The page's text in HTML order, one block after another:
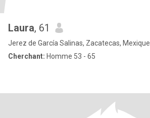
Laura, 61
Jerez de García Salinas, Zacatecas, Mexique
Cherchant: Homme 53 - 65